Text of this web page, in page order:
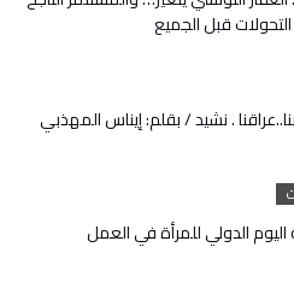
قبل الجميع
. نشيد / بقلم: إيناس المهذبي
اليوم الدولي للمرأة في العمل